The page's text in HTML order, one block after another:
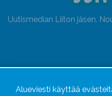
Uutismedian Liiton jäsen.
Alueviesti käyttää